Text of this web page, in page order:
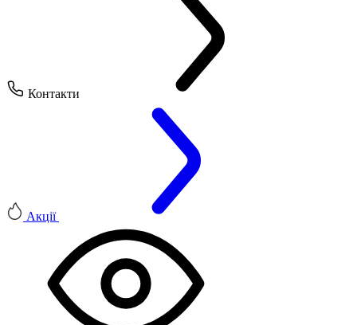
Контакти
Акції